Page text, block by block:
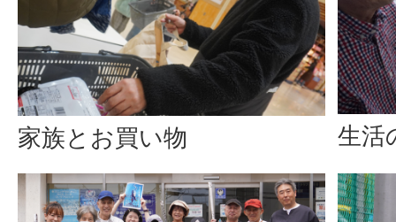
家族とお買い物 生活